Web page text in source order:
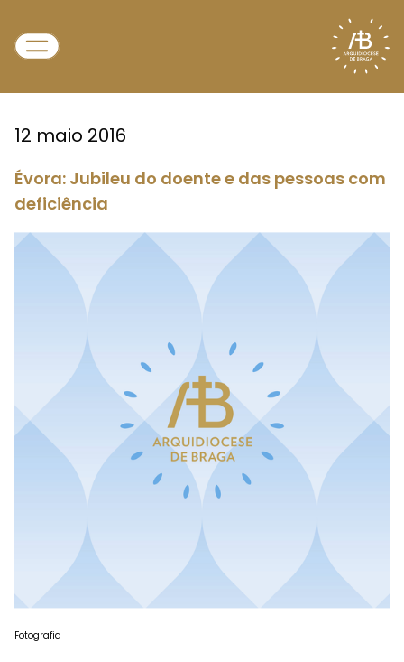
12 maio 2016
Évora: Jubileu do doente e das pessoas com
deficiência
Fotografia